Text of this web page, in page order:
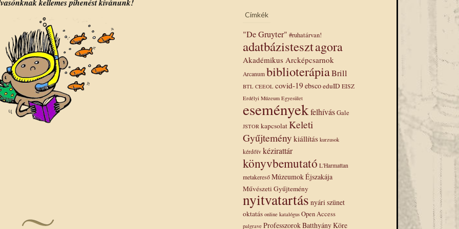
kellemes pihenést kívánunk!
Címkék
"De Gruyter" #ruhatárvan!
adatbázistesztagora
Akadémikus Arcképcsarnok
Arcanum biblioterápiaBrill
BTL CEEOL covid-19 ebscoeduID EISZ
Erdélyi Múzeum Egyesület
eseményekfelhívásGale
JSTOR kapcsolatKeleti
Gyűjtemény kiállítás kurzusok
kérdőív kézirattár
könyvbemutató L'Harmattan
metakereső Múzeumok Éjszakája
Művészeti Gyűjtemény
nyitvatartás nyári szünet
oktatás online katalógus Open Access
palgrave Professzorok Batthyány Köre